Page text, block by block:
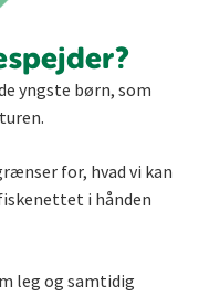
yngste børn, som
for, hvad vi kan
i hånden
leg og samtidig